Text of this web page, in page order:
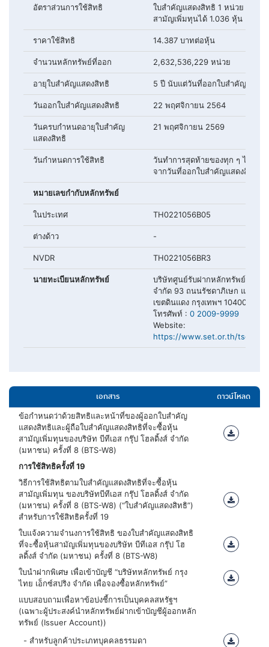
อัตราส่วนการใช้สิทธิ
ใบสำคัญแสดงสิทธิ 1 หน่วย มีสิท
สามัญเพิ่มทุนได้ 1.036 หุ้น
ราคาใช้สิทธิ 14.387 บาทต่อหุ้น
จำนวนหลักทรัพย์ที่ออก 2,632,536,229 หน่วย
อายุใบสำคัญแสดงสิทธิ 5 ปี นับแต่วันที่ออกใบสำคัญแสดง
วันออกใบสำคัญแสดงสิทธิ 22 พฤศจิกายน 2564
วันครบกำหนดอายุใบสำคัญ
แสดงสิทธิ
21 พฤศจิกายน 2569
วันกำหนดการใช้สิทธิ
วันทำการสุดท้ายของทุก ๆ ไตรมา
จากวันที่ออกใบสำคัญแสดงสิทธิ
หมายเลขกำกับหลักทรัพย์
ในประเทศ TH0221056B05
ต่างด้าว -
NVDR TH0221056BR3
นายทะเบียนหลักทรัพย์
บริษัทศูนย์รับฝากหลักทรัพย์ (ประ
จำกัด 93 ถนนรัชดาภิเษก แขวงดิ
เขตดินแดง กรุงเทพฯ 10400
โทรศัพท์ : 0 2009-9999
Website:
https://www.set.or.th/tsd/th/
เอกสาร ดาวน์โหลด
ข้อกำหนดว่าด้วยสิทธิและหน้าที่ของผู้ออกใบสำคัญ
แสดงสิทธิและผู้ถือใบสำคัญแสดงสิทธิที่จะซื้อหุ้น
สามัญเพิ่มทุนของบริษัท บีทีเอส กรุ๊ป โฮลดิ้งส์ จำกัด
(มหาชน) ครั้งที่ 8 (BTS-W8)
การใช้สิทธิครั้งที่ 19
วิธีการใช้สิทธิตามใบสำคัญแสดงสิทธิที่จะซื้อหุ้น
สามัญเพิ่มทุน ของบริษัทบีทีเอส กรุ๊ป โฮลดิ้งส์ จำกัด
(มหาชน) ครั้งที่ 8 (BTS-W8) (“ใบสำคัญแสดงสิทธิ”)
สำหรับการใช้สิทธิครั้งที่ 19
ใบแจ้งความจำนงการใช้สิทธิ ของใบสำคัญแสดงสิทธิ
ที่จะซื้อหุ้นสามัญเพิ่มทุนของบริษัท บีทีเอส กรุ๊ป โฮ
ลดิ้งส์ จำกัด (มหาชน) ครั้งที่ 8 (BTS-W8)
ใบนำฝากพิเศษ เพื่อเข้าบัญชี “บริษัทหลักทรัพย์ กรุง
ไทย เอ็กซ์สปริง จำกัด เพื่อจองซื้อหลักทรัพย์”
แบบสอบถามเพื่อหาข้อบ่งชี้การเป็นบุคคลสหรัฐฯ
(เฉพาะผู้ประสงค์นำหลักทรัพย์ฝากเข้าบัญชีผู้ออกหลัก
ทรัพย์ (Issuer Account))
- สำหรับลูกค้าประเภทบุคคลธรรมดา